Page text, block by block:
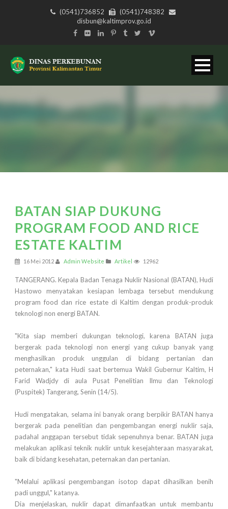
(0541)736852
(0541)748382
disbun@kaltimprov.go.id
BATAN SIAP DUKUNG
PROGRAM FOOD AND RICE
ESTATE KALTIM
16 Mei 2012 Admin Website Artikel 12962
TANGERANG. Kepala Badan Tenaga Nuklir Nasional (BATAN), Hudi
Hastowo menyatakan kesiapan lembaga tersebut mendukung
program food dan rice estate di Kaltim dengan produk-produk
teknologi non energi BATAN.
"Kita siap memberi dukungan teknologi, karena BATAN juga
bergerak pada teknologi non energi yang cukup banyak yang
menghasilkan produk unggulan di bidang pertanian dan
peternakan," kata Hudi saat bertemua Wakil Gubernur Kaltim, H
Farid Wadjdy di aula Pusat Penelitian Ilmu dan Teknologi
(Puspitek) Tangerang, Senin (14/5).
Hudi mengatakan, selama ini banyak orang berpikir BATAN hanya
bergerak pada penelitian dan pengembangan energi nuklir saja,
padahal anggapan tersebut tidak sepenuhnya benar. BATAN juga
melakukan aplikasi teknik nuklir untuk kesejahteraan masyarakat,
baik di bidang kesehatan, peternakan dan pertanian.
"Melalui aplikasi pengembangan isotop dapat dihasilkan benih
padi unggul," katanya.
Dia menjelaskan, nuklir dapat dimanfaatkan untuk membantu